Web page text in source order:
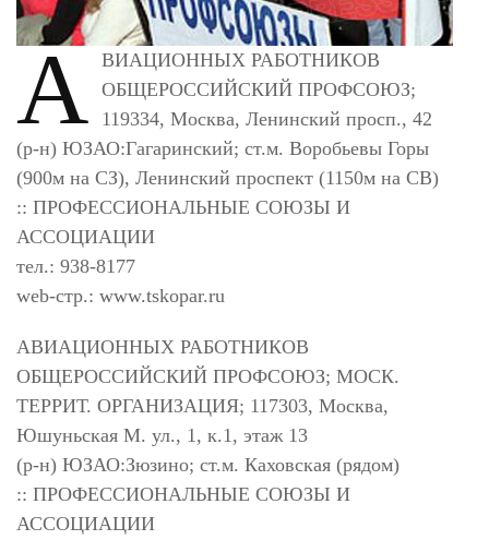
А ВИАЦИОННЫХ РАБОТНИКОВ
ОБЩЕРОССИЙСКИЙ ПРОФСОЮЗ;
119334, Москва, Ленинский просп., 42
(р-н) ЮЗАО:Гагаринский; ст.м. Воробьевы Горы
(900м на СЗ), Ленинский проспект (1150м на СВ)
:: ПРОФЕССИОНАЛЬНЫЕ СОЮЗЫ И
АССОЦИАЦИИ
тел.: 938-8177
web-стр.: www.tskopar.ru
АВИАЦИОННЫХ РАБОТНИКОВ
ОБЩЕРОССИЙСКИЙ ПРОФСОЮЗ; МОСК.
ТЕРРИТ. ОРГАНИЗАЦИЯ; 117303, Москва,
Юшуньская М. ул., 1, к.1, этаж 13
(р-н) ЮЗАО:Зюзино; ст.м. Каховская (рядом)
:: ПРОФЕССИОНАЛЬНЫЕ СОЮЗЫ И
АССОЦИАЦИИ